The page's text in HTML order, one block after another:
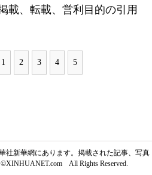
載、転載、営利目的の引用
1 2 3 4 5
社新華網にあります。掲載された記事、写真
All Rights Reserved.